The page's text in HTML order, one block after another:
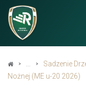
Sadzenie
Nożnej (ME u-20 2026)